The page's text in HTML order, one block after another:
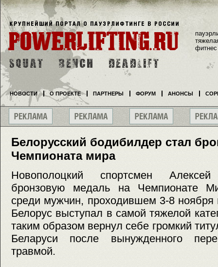
Белорусский бодибилдер стал
Чемпионата мира
Новополоцкий спортсмен
бронзовую медаль на Чемпионате
среди мужчин, проходившем 3-8 ноября
Белорус выступал в самой тяжелой
таким образом вернул себе громкий
Беларуси после вынужденного
травмой.
фитнес
НОВОСТИ О ПРОЕКТЕ ПАРТНЕРЫ ФОРУМ АНОНСЫ